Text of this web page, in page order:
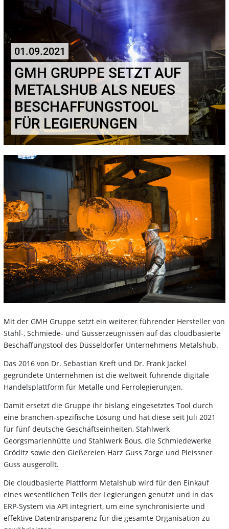
01.09.2021
GMH GRUPPE SETZT AUF
METALSHUB ALS NEUES
BESCHAFFUNGSTOOL
FÜR LEGIERUNGEN
Mit der GMH Gruppe setzt ein weiterer führender Hersteller von
Stahl-, Schmiede- und Gusserzeugnissen auf das cloudbasierte
Beschaffungstool des Düsseldorfer Unternehmens Metalshub.
Das 2016 von Dr. Sebastian Kreft und Dr. Frank Jackel
gegründete Unternehmen ist die weltweit führende digitale
Handelsplattform für Metalle und Ferrolegierungen.
Damit ersetzt die Gruppe ihr bislang eingesetztes Tool durch
eine branchen-spezifische Lösung und hat diese seit Juli 2021
für fünf deutsche Geschäftseinheiten, Stahlwerk
Georgsmarienhütte und Stahlwerk Bous, die Schmiedewerke
Gröditz sowie den Gießereien Harz Guss Zorge und Pleissner
Guss ausgerollt.
Die cloudbasierte Plattform Metalshub wird für den Einkauf
eines wesentlichen Teils der Legierungen genutzt und in das
ERP-System via API integriert, um eine synchronisierte und
effektive Datentransparenz für die gesamte Organisation zu